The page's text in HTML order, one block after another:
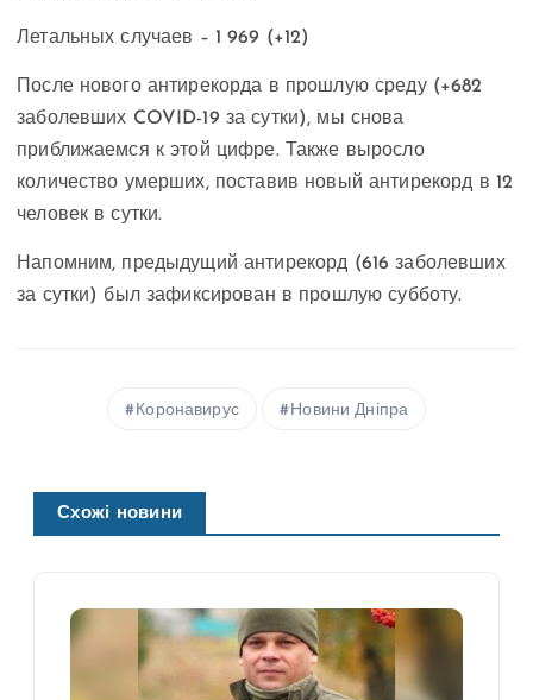
Летальных случаев – 1 969 (+12)
После нового антирекорда в прошлую среду (+682
заболевших COVID-19 за сутки), мы снова
приближаемся к этой цифре. Также выросло
количество умерших, поставив новый антирекорд в 12
человек в сутки.
Напомним, предыдущий антирекорд (616 заболевших
за сутки) был зафиксирован в прошлую субботу.
Коронавирус Новини Дніпра
Схожі новини